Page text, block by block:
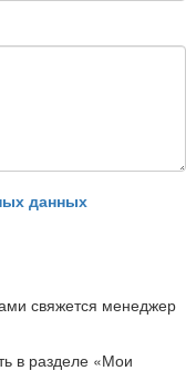
данных
свяжется менеджер
в разделе «Мои